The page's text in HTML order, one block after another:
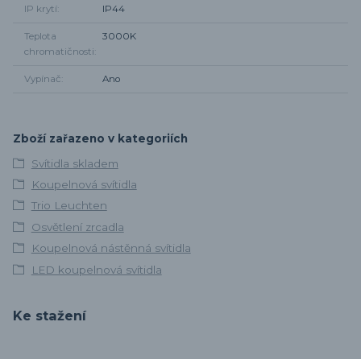
IP krytí IP44
Teplota
chromatičnosti
3000K
Vypínač Ano
Zboží zařazeno v kategoriích
Svítidla skladem
Koupelnová svítidla
Trio Leuchten
Osvětlení zrcadla
Koupelnová nástěnná svítidla
LED koupelnová svítidla
Ke stažení